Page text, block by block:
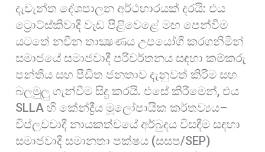
දැවැන්ත දේශපාලන අර්ථභාරයක් දරයි: එය
ට්‍රොට්ස්කිවාදී වැඩ පිළිවෙළේ මඟ පෙන්වීම
යටතේ නවීන තාක්‍ෂණය උපයෝගී කරගනිමින්
සමාජයේ සමාජවාදී පරිවර්තනය සඳහා කම්කරු
පන්තිය සහ පීඩිත ජනතාව දැනුවත් කිරීම සහ
බලමුලු ගැන්වීම සිදු කරයි. එසේ කිරීමෙන්, එය
SLLA හි කේන්ද්‍රීය මූලෝපායික කර්තව්‍යය–
විප්ලවවාදී නායකත්වයේ අර්බුදය විසඳීම සඳහා
සමාජවාදී සමානතා පක්ෂය (සසප/SEP)